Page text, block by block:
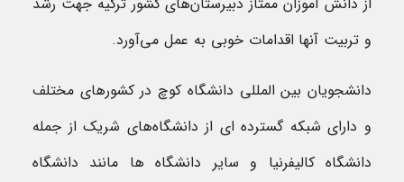
و تربیت آنها اقدامات خوبی به عمل می‌آورد.
دانشجویان بین المللی دانشگاه کوچ در کشورهای مختلف
و دارای شبکه گسترده ای از دانشگاه‌های شریک از جمله
دانشگاه کالیفرنیا و سایر دانشگاه ها مانند دانشگاه